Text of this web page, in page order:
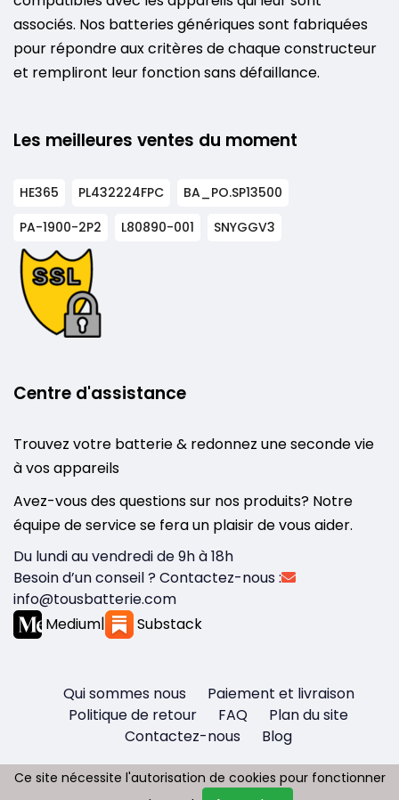
associés. Nos batteries génériques sont fabriquées
pour répondre aux critères de chaque constructeur
et rempliront leur fonction sans défaillance.
Les meilleures ventes du moment
HE365 PL432224FPC
BA_PO.SP13500
PA-1900-2P2
L80890-001 SNYGGV3
Centre d'assistance
Trouvez votre batterie & redonnez une seconde vie
à vos appareils
Avez-vous des questions sur nos produits? Notre
équipe de service se fera un plaisir de vous aider.
Du lundi au vendredi de 9h à 18h
Besoin d’un conseil ? Contactez-nous :
info@tousbatterie.com
Medium| Substack
Qui sommes nous
Paiement et livraison
Politique de retour
FAQ
Plan du site
Contactez-nous
Blog
Ce site nécessite l'autorisation de cookies pour fonctionner
Ce site nécessite l'autorisation de cookies pour fonctionner